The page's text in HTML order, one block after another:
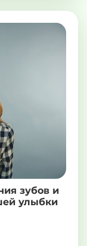
зубов и
улыбки